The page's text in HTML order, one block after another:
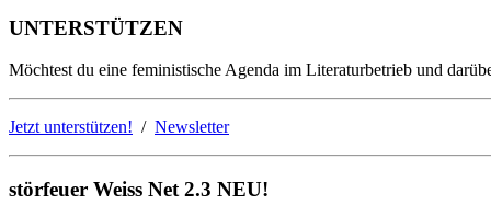
UNTERSTÜTZEN
Möchtest du eine feministische Agenda im Literaturbetrieb und
Jetzt unterstützen! / Newsletter
störfeuer Weiss Net 2.3 NEU!